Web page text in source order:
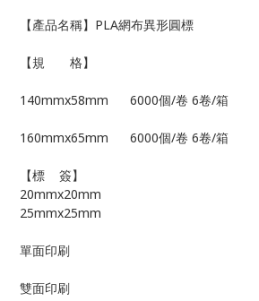
【產品名稱】PLA網布異形圓標
【規　　格】
140mmx58mm      6000個/卷 6卷/箱
160mmx65mm      6000個/卷 6卷/箱
【標    簽】
20mmx20mm
25mmx25mm
單面印刷
雙面印刷